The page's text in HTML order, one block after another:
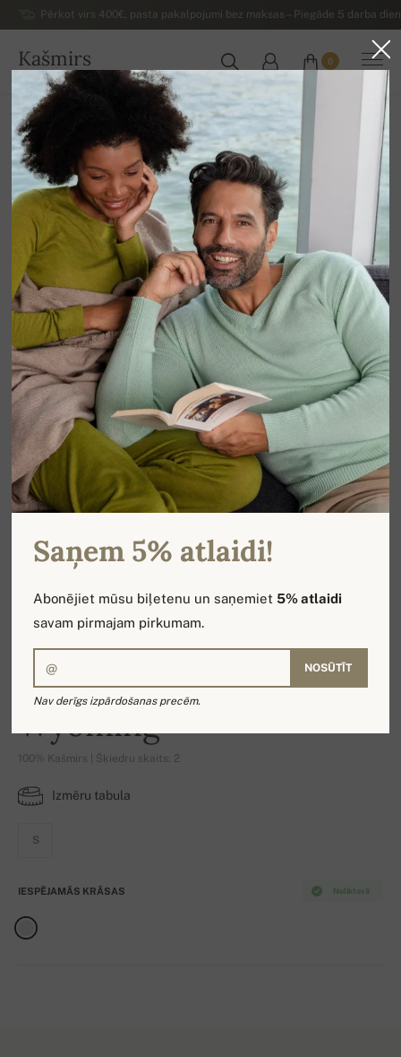
Pērkot virs 400€, pasta pakalpojumi bez maksas – Piegāde 5 darba
Kašmirs
LATVIJA
0
Uz mājām
Luksusa sieviešu kašmira džemperi
Sieviešu kašmira džemperi ar augsto apkakli
Wyoming
100% Kašmirs | Šķiedru skaits: 2
Izmēru tabula
S
Noliktavā
IESPĒJAMĀS KRĀSAS
Saņem 5% atlaidi!
Abonējiet mūsu biļetenu un saņemiet5% atlaidi
savam pirmajam pirkumam.
NOSŪTĪT
Nav derīgs izpārdošanas precēm.